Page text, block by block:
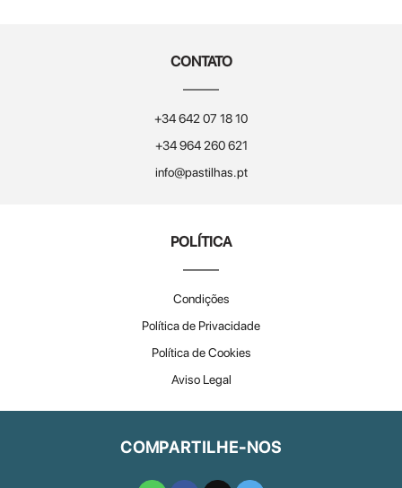
CONTATO
+34 642 07 18 10
+34 964 260 621
info@pastilhas.pt
POLÍTICA
Condições
Política de Privacidade
Política de Cookies
Aviso Legal
COMPARTILHE-NOS